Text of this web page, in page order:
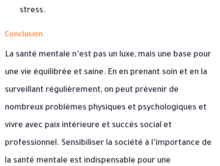
stress.
Conclusion
La santé mentale n’est pas un luxe, mais une base pour
une vie équilibrée et saine. En en prenant soin et en la
surveillant régulièrement, on peut prévenir de
nombreux problèmes physiques et psychologiques et
vivre avec paix intérieure et succès social et
professionnel. Sensibiliser la société à l’importance de
la santé mentale est indispensable pour une